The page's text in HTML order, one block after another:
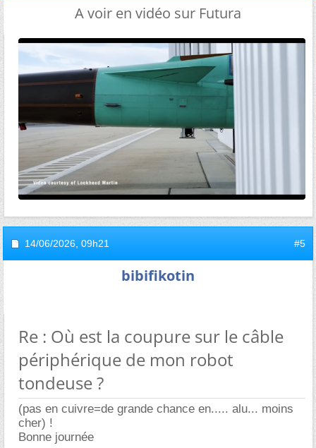
A voir en vidéo sur Futura
14/06/2026, 09h21 #5
bibifikotin
Re : Où est la coupure sur le câble
périphérique de mon robot
tondeuse ?
(pas en cuivre=de grande chance en..... alu... moins
cher) !
Bonne journée